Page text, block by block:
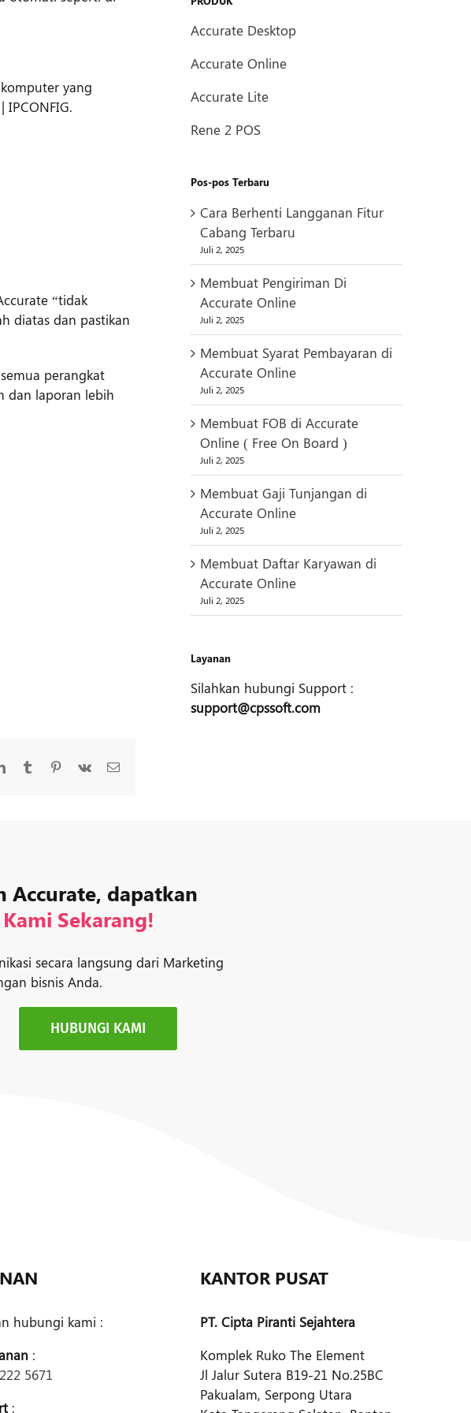
yang
IPCONFIG.
“tidak
diatas dan pastikan
perangkat
dan laporan lebih
LinkedInTumblrPinterest
Vk Email
Accurate Desktop
Accurate Online
Accurate Lite
Rene 2 POS
Pos-pos Terbaru
Cara Berhenti Langganan Fitur
Cabang Terbaru
Juli 2, 2025
Membuat Pengiriman Di
Accurate Online
Juli 2, 2025
Membuat Syarat Pembayaran di
Accurate Online
Juli 2, 2025
Membuat FOB di Accurate
Online ( Free On Board )
Juli 2, 2025
Membuat Gaji Tunjangan di
Accurate Online
Juli 2, 2025
Membuat Daftar Karyawan di
Accurate Online
Juli 2, 2025
Layanan
Silahkan hubungi Support :
support@cpssoft.com
Accurate, dapatkan
Sekarang!
secara langsung dari Marketing
bisnis Anda.
HUBUNGI KAMI
hubungi kami :
:
5671
:
KANTOR PUSAT
PT. Cipta Piranti Sejahtera
Komplek Ruko The Element
Jl Jalur Sutera B19-21 No.25BC
Pakualam, Serpong Utara